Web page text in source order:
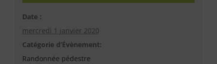
Date :
mercredi 1 janvier 2020
Catégorie d’Évènement:
Randonnée pédestre